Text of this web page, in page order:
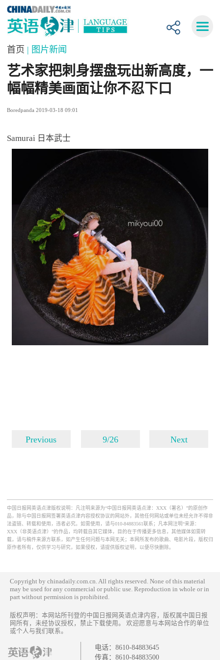
首页 | 图片新闻
艺术家把刺身摆盘玩出新高度，一
幅幅精美画面让你不忍下口
Boredpanda 2019-03-18 09:01
Samurai 日本武士
Previous 9/26 Next
中国日报网英语点津版权说明：凡注明来源为“中国日报网英语点津：XXX（署名）”的原创作
品，除与中国日报网签署英语点津内容授权协议的网站外，其他任何网站或单位未经允许不得非
法盗链、转载和使用，违者必究。如需使用，请与010-84883561联系；凡本网注明“来源：
XXX（非英语点津）”的作品，均转载自其它媒体，目的在于传播更多信息，其他媒体如需转
载，请与稿件来源方联系，如产生任何问题与本网无关；本网所发布的歌曲、电影片段，版权归
原作者所有，仅供学习与研究，如果侵权，请提供版权证明，以便尽快删除。
Copyright by chinadaily.com.cn. All rights reserved. None of this material
may be used for any commercial or public use. Reproduction in whole or in
part without permission is prohibited.
版权声明：本网站所刊登的中国日报网英语点津内容，版权属中国日报
网所有，未经协议授权，禁止下载使用。 欢迎愿意与本网站合作的单位
或个人与我们联系。
电话： 8610-84883645
传真： 8610-84883500